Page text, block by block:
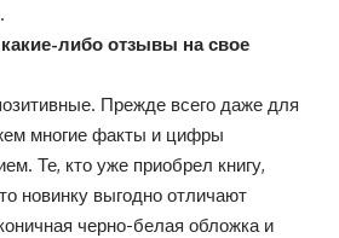
либо отзывы на свое
Прежде всего даже для
многие факты и цифры
Те, кто уже приобрел книгу,
новинку выгодно отличают
черно-белая обложка и